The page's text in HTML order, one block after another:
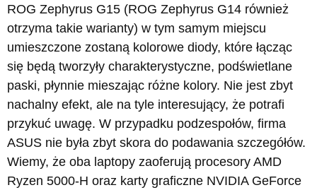
ROG Zephyrus G15 (ROG Zephyrus G14 również
otrzyma takie warianty) w tym samym miejscu
umieszczone zostaną kolorowe diody, które łącząc
się będą tworzyły charakterystyczne, podświetlane
paski, płynnie mieszając różne kolory. Nie jest zbyt
nachalny efekt, ale na tyle interesujący, że potrafi
przykuć uwagę. W przypadku podzespołów, firma
ASUS nie była zbyt skora do podawania szczegółów.
Wiemy, że oba laptopy zaoferują procesory AMD
Ryzen 5000-H oraz karty graficzne NVIDIA GeForce